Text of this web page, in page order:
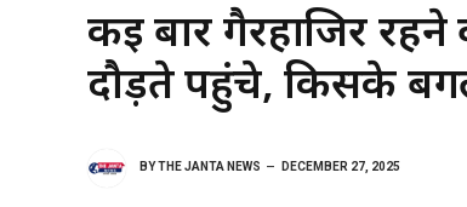
कई बार गैरहाजिर
दौड़ते पहुंचे, किसके
BYTHE JANTA NEWS DECEMBER 27, 2025